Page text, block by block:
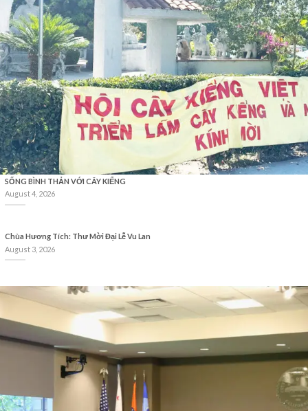
SỐNG BÌNH THẢN VỚI CÂY KIỂNG
August 4, 2026
Chùa Hương Tích: Thư Mời Đại Lễ Vu Lan
August 3, 2026